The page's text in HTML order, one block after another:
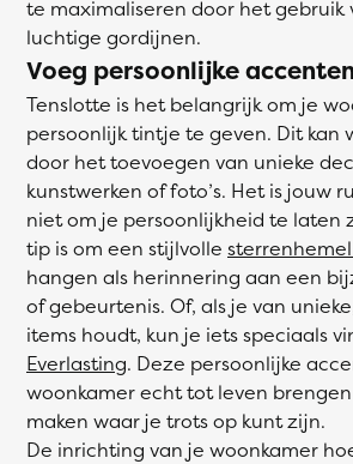
te maximaliseren door het gebruik
luchtige gordijnen.
Voeg persoonlijke
Tenslotte is het belangrijk om je
persoonlijk tintje te geven. Dit kan
door het toevoegen van unieke
kunstwerken of foto’s. Het is jouw
niet om je persoonlijkheid te laten
tip is om een stijlvolle
hangen als herinnering aan een
of gebeurtenis. Of, als je van
items houdt, kun je iets speciaals
Everlasting. Deze persoonlijke
woonkamer echt tot leven
maken waar je trots op kunt zijn.
De inrichting van je woonkamer